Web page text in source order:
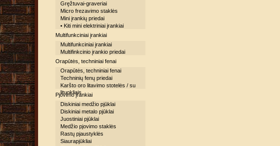
Gręžtuvai-graveriai
Micro frezavimo staklės
Mini įrankių priedai
• Kiti mini elektriniai įrankiai
Multifunkciniai įrankiai
Multifunkciniai įrankiai
Multifinkcinio įrankio priedai
Orapūtės, techniniai fenai
Orapūtės, techniniai fenai
Techninių fenų priedai
Karšto oro litavimo stotelės / su
lituokliais
Pjovimo įrankiai
Diskiniai medžio pjūklai
Diskiniai metalo pjūklai
Juostiniai pjūklai
Medžio pjovimo staklės
Rastų pjaustyklės
Siaurapjūkliai